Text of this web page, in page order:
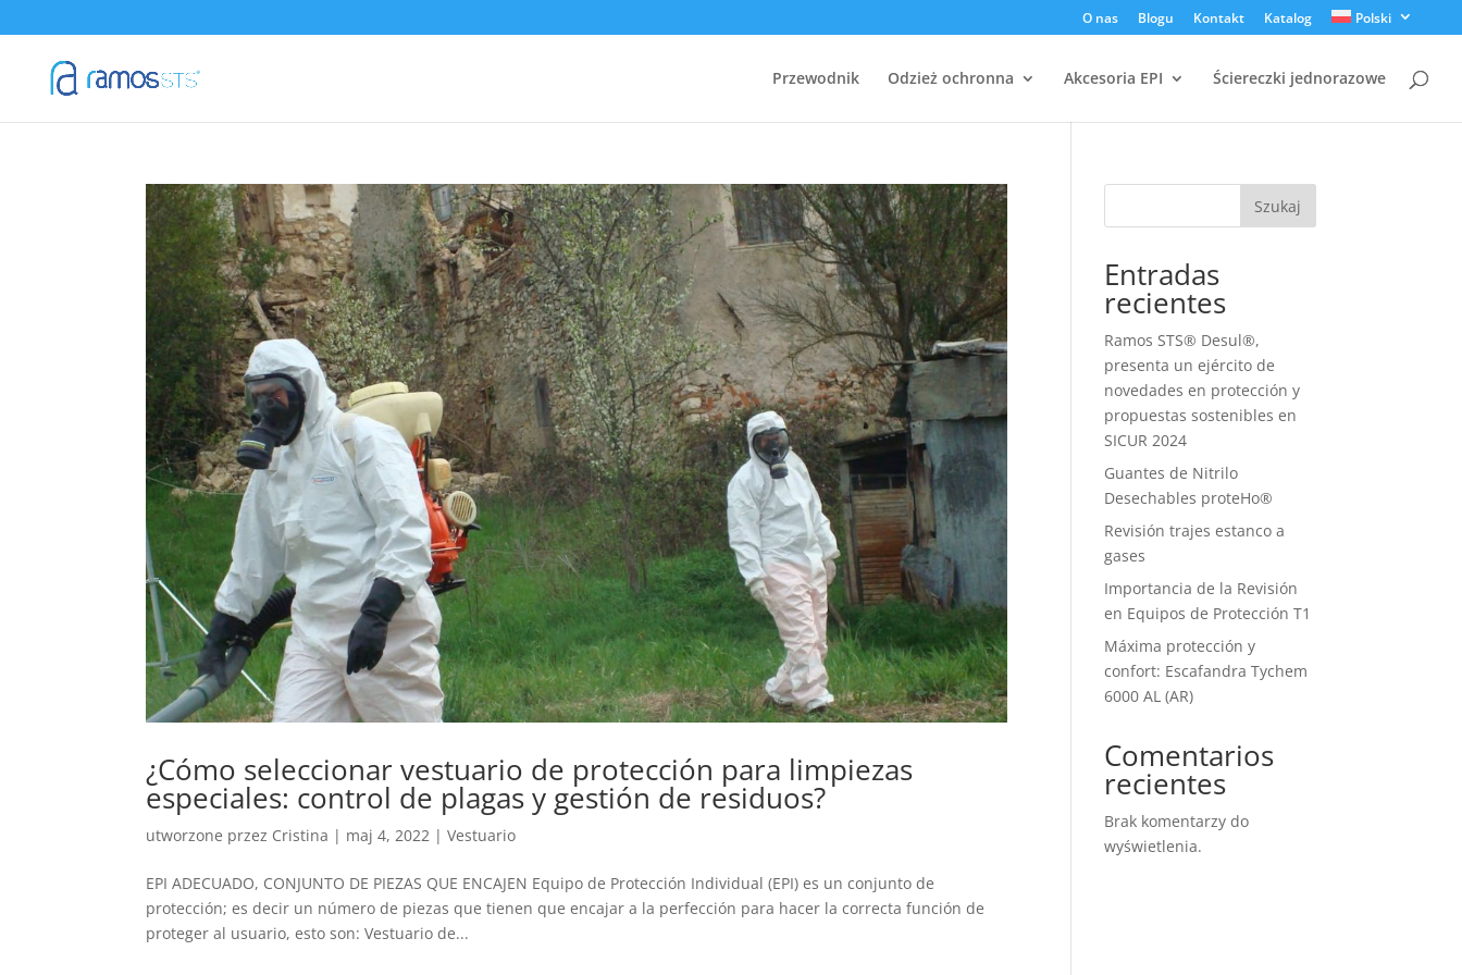
O nas Blogu Kontakt Katalog Polski
Przewodnik Odzież ochronna Akcesoria EPI Ściereczki jednorazowe
¿Cómo seleccionar vestuario de protección para limpiezas
especiales: control de plagas y gestión de residuos?
utworzone przez Cristina | maj 4, 2022 |Vestuario
EPI ADECUADO, CONJUNTO DE PIEZAS QUE ENCAJEN Equipo de Protección Individual (EPI) es un conjunto de
protección; es decir un número de piezas que tienen que encajar a la perfección para hacer la correcta función de
proteger al usuario, esto son: Vestuario de...
Szukaj
Entradas
recientes
Ramos STS® Desul®,
presenta un ejército de
novedades en protección y
propuestas sostenibles en
SICUR 2024
Guantes de Nitrilo
Desechables proteHo®
Revisión trajes estanco a
gases
Importancia de la Revisión
en Equipos de Protección T1
Máxima protección y
confort: Escafandra Tychem
6000 AL (AR)
Comentarios
recientes
Brak komentarzy do
wyświetlenia.